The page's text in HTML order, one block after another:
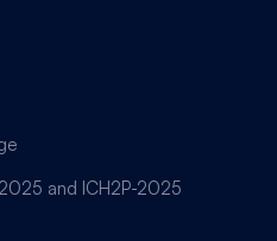
and ICH2P-2025